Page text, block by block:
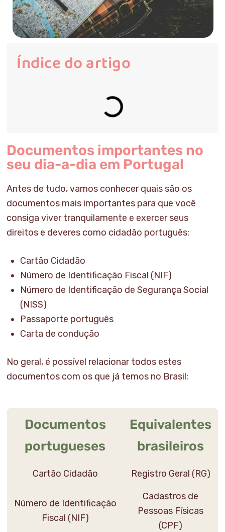
Índice do artigo
Documentos importantes no
seu dia-a-dia em Portugal
Antes de tudo, vamos conhecer quais são os
documentos mais importantes para que você
consiga viver tranquilamente e exercer seus
direitos e deveres como cidadão português:
Cartão Cidadão
Número de Identificação Fiscal (NIF)
Número de Identificação de Segurança Social
(NISS)
Passaporte português
Carta de condução
No geral, é possível relacionar todos estes
documentos com os que já temos no Brasil:
Documentos
portugueses
Equivalentes
brasileiros
Cartão Cidadão Registro Geral (RG)
Número de Identificação
Fiscal (NIF)
Cadastros de
Pessoas Físicas
(CPF)